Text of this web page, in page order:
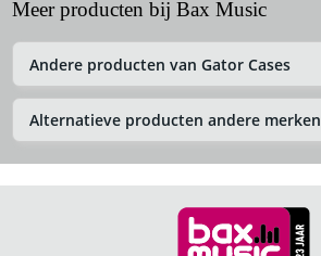
Meer producten bij Bax Music
Andere producten van Gator Cases
Alternatieve producten andere merken